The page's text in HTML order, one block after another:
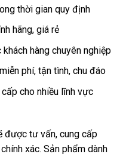
thời gian quy định
hãng, giá rẻ
hàng chuyên nghiệp
phí, tận tình, chu đáo
cho nhiều lĩnh vực
được tư vấn, cung cấp
xác. Sản phẩm dành